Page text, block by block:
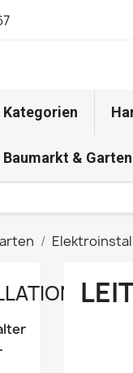
Kategorien
Baumarkt & Garten